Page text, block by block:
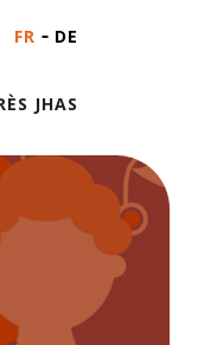
JHAS
FR DE